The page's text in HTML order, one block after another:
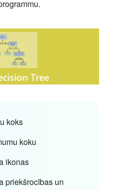
koks
koku
ikonas
priekšrocības un